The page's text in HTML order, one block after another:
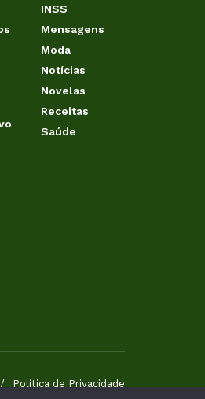
INSS
Mensagens
Moda
Notícias
Novelas
Receitas
Saúde
Política de Privacidade